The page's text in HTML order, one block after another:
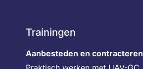
Trainingen
Aanbesteden en contracteren